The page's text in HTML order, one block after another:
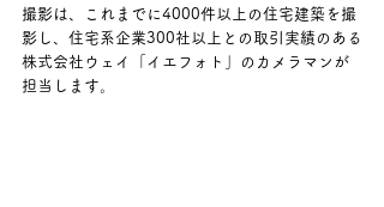
撮影は、これまでに4000件以上の住宅建築を撮
影し、住宅系企業300社以上との取引実績のある
株式会社ウェイ「イエフォト」のカメラマンが
担当します。